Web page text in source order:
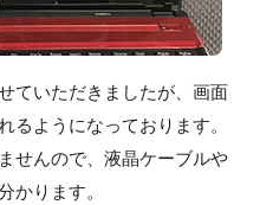
ていただきましたが、画面
るようになっております。
せんので、液晶ケーブルや
かります。